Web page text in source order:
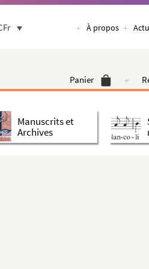
À propos
Panier
Manuscrits et
Archives